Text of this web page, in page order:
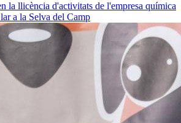
la llicència d'activitats de l'empresa química
a la Selva del Camp